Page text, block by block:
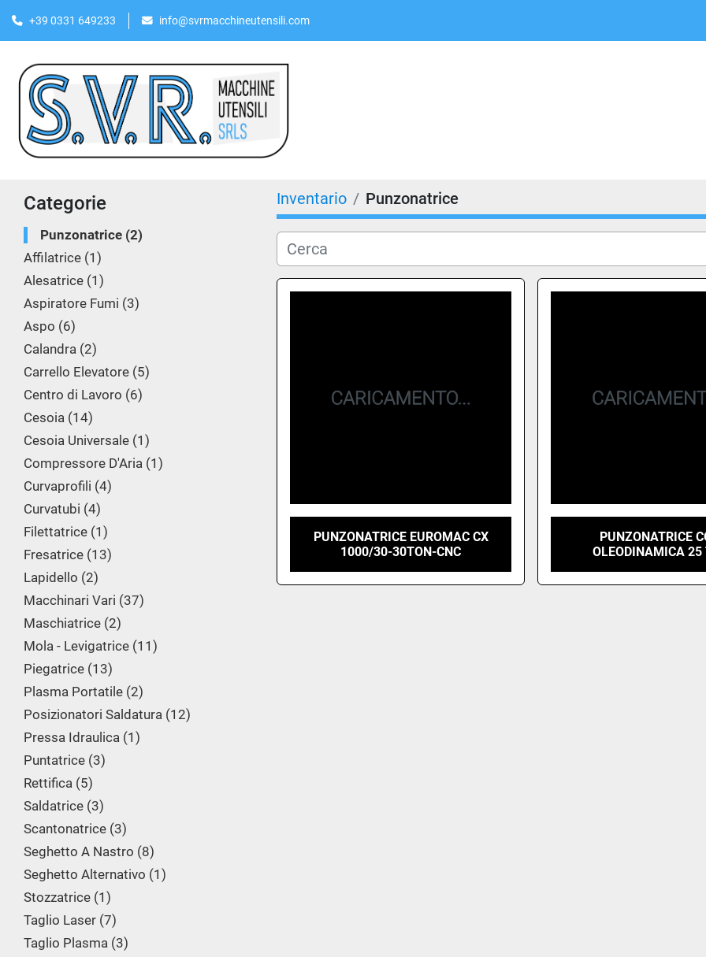
+39 0331 649233 info@svrmacchineutensili.com
Categorie
Punzonatrice 2
Affilatrice 1
Alesatrice 1
Aspiratore Fumi 3
Aspo 6
Calandra 2
Carrello Elevatore 5
Centro di Lavoro 6
Cesoia 14
Cesoia Universale 1
Compressore D'Aria 1
Curvaprofili 4
Curvatubi 4
Filettatrice 1
Fresatrice 13
Lapidello 2
Macchinari Vari 37
Maschiatrice 2
Mola - Levigatrice 11
Piegatrice 13
Plasma Portatile 2
Posizionatori Saldatura 12
Pressa Idraulica 1
Puntatrice 3
Rettifica 5
Saldatrice 3
Scantonatrice 3
Seghetto A Nastro 8
Seghetto Alternativo 1
Stozzatrice 1
Taglio Laser 7
Taglio Plasma 3
Inventario Punzonatrice
PUNZONATRICE EUROMAC CX
1000/30-30TON-CNC
PUNZONATRICE
OLEODINAMICA 25